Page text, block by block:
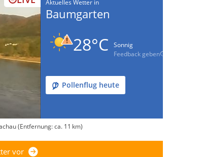
Aktuelles Wetter in
Baumgarten
28°C
Sonnig
Feedback geben
Pollenflug heute
(Entfernung: ca. 11 km)
vor